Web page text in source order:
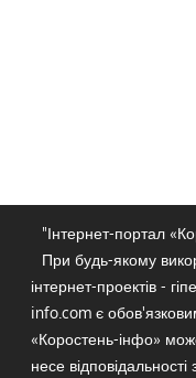
"Інтернет-портал
При будь-якому
інтернет-проектів -
info.com є
«Коростень-інфо»
несе відповідальності